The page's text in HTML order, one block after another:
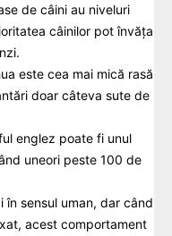
de câini au niveluri
câinilor pot învăța
este cea mai mică rasă
doar câteva sute de
englez poate fi unul
uneori peste 100 de
în sensul uman, dar când
acest comportament